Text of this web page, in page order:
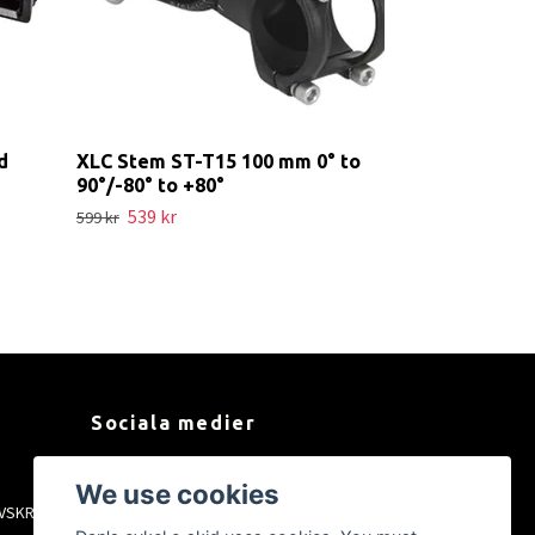
XLC Stem ST-T15 100 mm 0° to
90°/-80° to +80°
599 kr 539 kr
Sociala medier
Instagram
We use cookies